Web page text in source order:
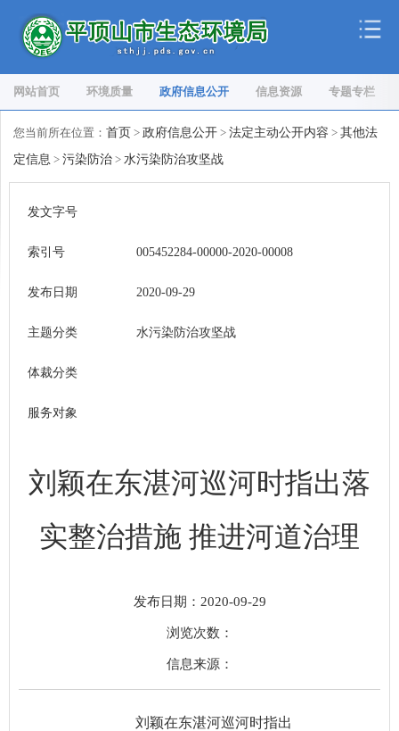
网站首页 环境质量 政府信息公开 信息资源 专题专栏
您当前所在位置： 首页 > 政府信息公开 > 法定主动公开内容 > 其他法
定信息 > 污染防治 > 水污染防治攻坚战
发文字号
索引号 005452284-00000-2020-00008
发布日期 2020-09-29
主题分类 水污染防治攻坚战
体裁分类
服务对象
刘颖在东湛河巡河时指出落
实整治措施 推进河道治理
发布日期：2020-09-29
浏览次数：
信息来源：
刘颖在东湛河巡河时指出